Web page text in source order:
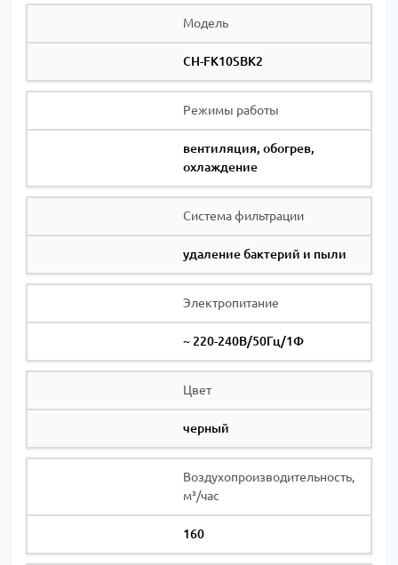
Модель
CH-FK10SBK2
Режимы работы
вентиляция, обогрев,
охлаждение
Система фильтрации
удаление бактерий и пыли
Электропитание
~ 220-240В/50Гц/1Ф
Цвет
черный
Воздухопроизводительность,
м³/час
160